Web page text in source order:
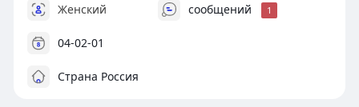
Женский сообщений 1
04-02-01
Страна Россия